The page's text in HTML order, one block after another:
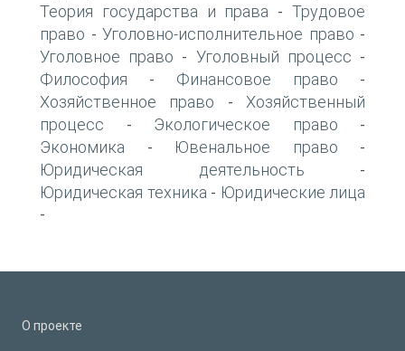
Теория государства и права -Трудовое
право - Уголовно-исполнительное право -
Уголовное право - Уголовный процесс -
Философия - Финансовое право -
Хозяйственное право - Хозяйственный
процесс - Экологическое право -
Экономика - Ювенальное право -
Юридическая деятельность -
Юридическая техника - Юридические лица
-
О проекте